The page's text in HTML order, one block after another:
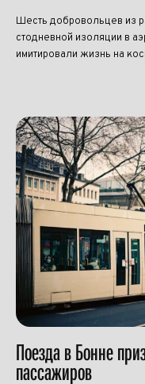
Шесть добровольцев из
стодневной изоляции в
имитировали жизнь на
Поезда в Бонне
пассажиров